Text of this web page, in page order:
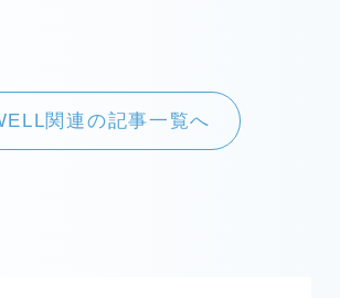
関連の記事一覧へ